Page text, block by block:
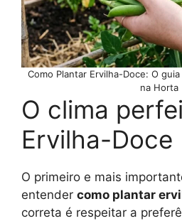
Como Plantar Ervilha-Doce: O
na Horta
O clima
Ervilha-Doce
O primeiro e mais
entender como plantar
correta é respeitar a